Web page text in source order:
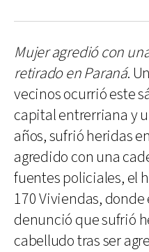
Mujer agredió con
retirado en Paraná.
vecinos ocurrió este
capital entrerriana y
años, sufrió heridas
agredido con una
fuentes policiales, el
170 Viviendas,
denunció que sufrió
cabelludo tras ser